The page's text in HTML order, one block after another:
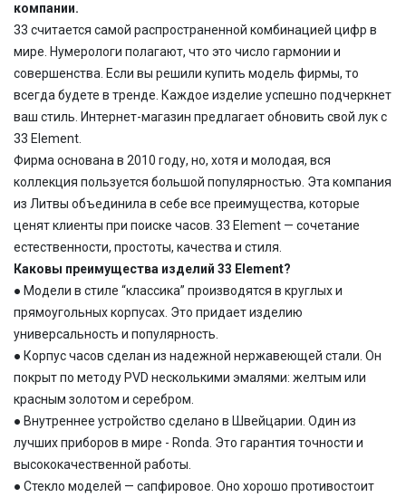
компании.
33 считается самой распространенной комбинацией цифр в
мире. Нумерологи полагают, что это число гармонии и
совершенства. Если вы решили купить модель фирмы, то
всегда будете в тренде. Каждое изделие успешно подчеркнет
ваш стиль. Интернет-магазин предлагает обновить свой лук с
33 Element.
Фирма основана в 2010 году, но, хотя и молодая, вся
коллекция пользуется большой популярностью. Эта компания
из Литвы объединила в себе все преимущества, которые
ценят клиенты при поиске часов. 33 Element — сочетание
естественности, простоты, качества и стиля.
Каковы преимущества изделий 33 Element?
● Модели в стиле “классика” производятся в круглых и
прямоугольных корпусах. Это придает изделию
универсальность и популярность.
● Корпус часов сделан из надежной нержавеющей стали. Он
покрыт по методу PVD несколькими эмалями: желтым или
красным золотом и серебром.
● Внутреннее устройство сделано в Швейцарии. Один из
лучших приборов в мире - Ronda. Это гарантия точности и
высококачественной работы.
● Стекло моделей — сапфировое. Оно хорошо противостоит